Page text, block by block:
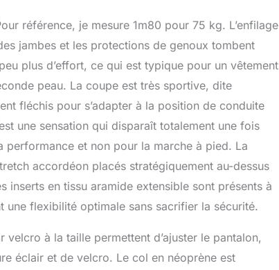
référence, je mesure 1m80 pour 75 kg. L’enfilage
jambes et les protections de genoux tombent
plus d’effort, ce qui est typique pour un vêtement
peau. La coupe est très sportive, dite
fléchis pour s’adapter à la position de conduite
une sensation qui disparaît totalement une fois
performance et non pour la marche à pied. La
accordéon placés stratégiquement au-dessus
inserts en tissu aramide extensible sont présents à
une flexibilité optimale sans sacrifier la sécurité.
à la taille permettent d’ajuster le pantalon,
éclair et de velcro. Le col en néoprène est